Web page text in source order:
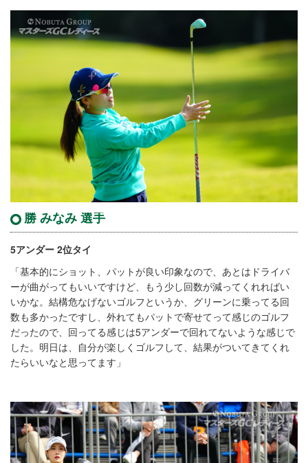
勝 みなみ 選手
5アンダー 2位タイ
「基本的にショット、パットが良い印象なので、あとはドライバ
ーが曲がってもいいですけど、もう少し回数が減ってくれればい
いかな。結構危なげないゴルフというか、グリーンに乗ってる回
数も多かったですし、外れてもパットで寄せてって感じのゴルフ
だったので、回ってる感じは5アンダーで回れてないような感じで
した。明日は、自分が楽しくゴルフして、結果がついてきてくれ
たらいいなと思ってます」